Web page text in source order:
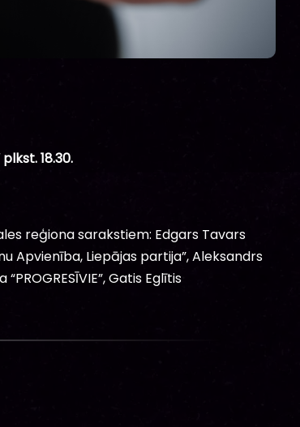
18.30.
reģiona sarakstiem: Edgars Tavars
Apvienība, Liepājas partija”, Aleksandrs
Gatis Eglītis